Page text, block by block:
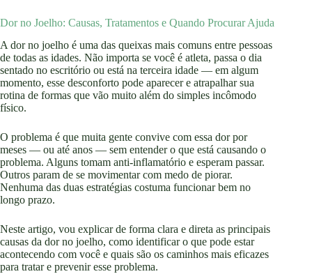
Dor no Joelho: Causas, Tratamentos e Quando Procurar Ajuda
A dor no joelho é uma das queixas mais comuns entre pessoas
de todas as idades. Não importa se você é atleta, passa o dia
sentado no escritório ou está na terceira idade — em algum
momento, esse desconforto pode aparecer e atrapalhar sua
rotina de formas que vão muito além do simples incômodo
físico.
O problema é que muita gente convive com essa dor por
meses — ou até anos — sem entender o que está causando o
problema. Alguns tomam anti-inflamatório e esperam passar.
Outros param de se movimentar com medo de piorar.
Nenhuma das duas estratégias costuma funcionar bem no
longo prazo.
Neste artigo, vou explicar de forma clara e direta as principais
causas da dor no joelho, como identificar o que pode estar
acontecendo com você e quais são os caminhos mais eficazes
para tratar e prevenir esse problema.